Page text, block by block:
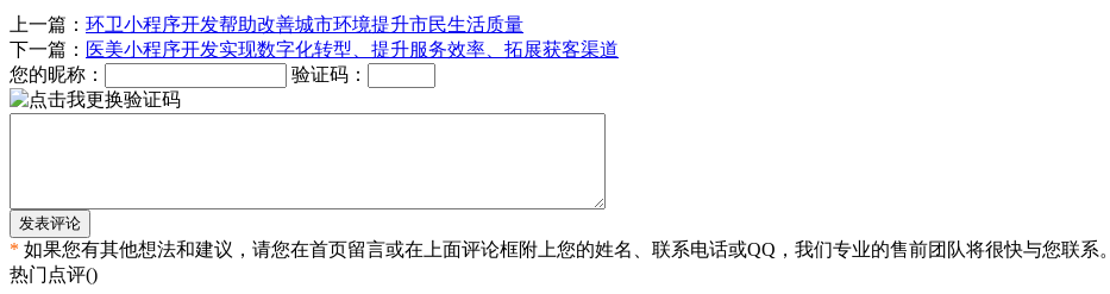
上一篇： 环卫小程序开发帮助改善城市环境提升市民生活质量
下一篇： 医美小程序开发实现数字化转型、提升服务效率、拓展获客渠道
您的昵称：
验证码：
发表评论
* 如果您有其他想法和建议，请您在首页留言或在上面评论框附上您的姓名、联系电话或QQ，我们专业的售前团队将很快与您联系。
热门点评()